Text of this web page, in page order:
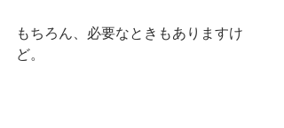
もちろん、必要なときもありますけ
ど。